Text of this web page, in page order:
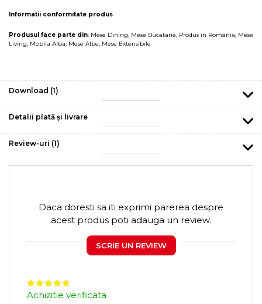
Informatii conformitate produs
Produsul face parte din: Mese Dining, Mese Bucatarie, Produs în România, Mese
Living, Mobila Alba, Mese Albe, Mese Extensibile
Download (1)
Detalii plată și livrare
Review-uri (1)
Daca doresti sa iti exprimi parerea despre
acest produs poti adauga un review.
SCRIE UN REVIEW
Achizitie verificata